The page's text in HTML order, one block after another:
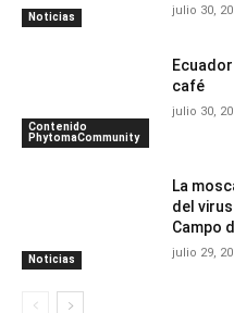
Noticias julio 30,
Contenido
PhytomaCommunity
café
julio 30,
Noticias
La
del virus
Campo
julio 29,